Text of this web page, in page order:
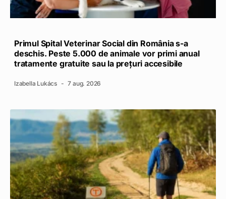
Primul Spital Veterinar Social din România s-a
deschis. Peste 5.000 de animale vor primi anual
tratamente gratuite sau la prețuri accesibile
Izabella Lukács 7 aug. 2026